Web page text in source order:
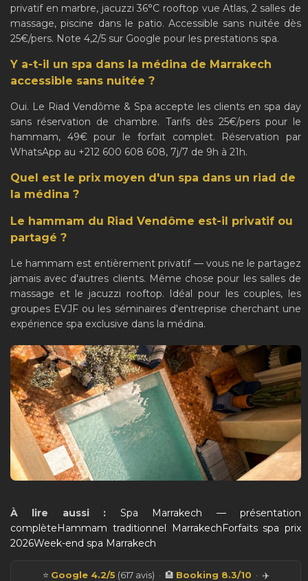
privatif en marbre, jacuzzi 36°C rooftop vue Atlas, 2 salles de
massage, piscine dans le patio. Accessible sans nuitée dès
25€/pers. Note 4,2/5 sur Google pour les prestations spa.
Y a-t-il un spa dans la médina de Marrakech
accessible sans nuitée ?
Oui. Le Riad Vendôme & Spa accepte les clients en spa day
sans réservation de chambre. Tarifs dès 25€/pers pour le
hammam, 49€ pour le forfait complet. Réservation par
WhatsApp au +212 600 608 608, 7j/7 de 9h à 21h.
Quel est le prix moyen d'un spa dans un riad de
la médina ?
Le hammam du Riad Vendôme est-il privatif ou
partagé ?
Le hammam est entièrement privatif — vous ne le partagez
jamais avec d'autres clients. Même chose pour les salles de
massage et le jacuzzi rooftop. Idéal pour les couples, les
groupes EVJF ou les séminaires d'entreprise cherchant une
expérience spa exclusive dans la médina.
À lire aussi :
Spa Marrakech — présentation
complèteHammam traditionnel MarrakechForfaits spa prix
2026Week-end spa Marrakech
⭐ Google 4.2/5 (617 avis) · 🏨 Booking 8.3/10 · ✈️